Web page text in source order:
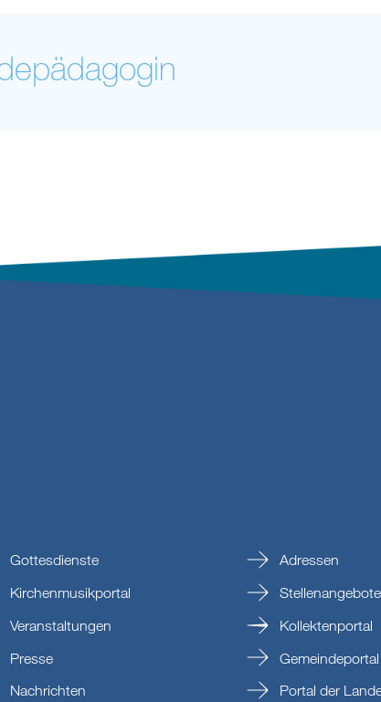
Gottesdienste
Kirchenmusikportal
Veranstaltungen
Presse
Nachrichten
Adressen
Kollektenportal
Gemeindeportal
Portal der